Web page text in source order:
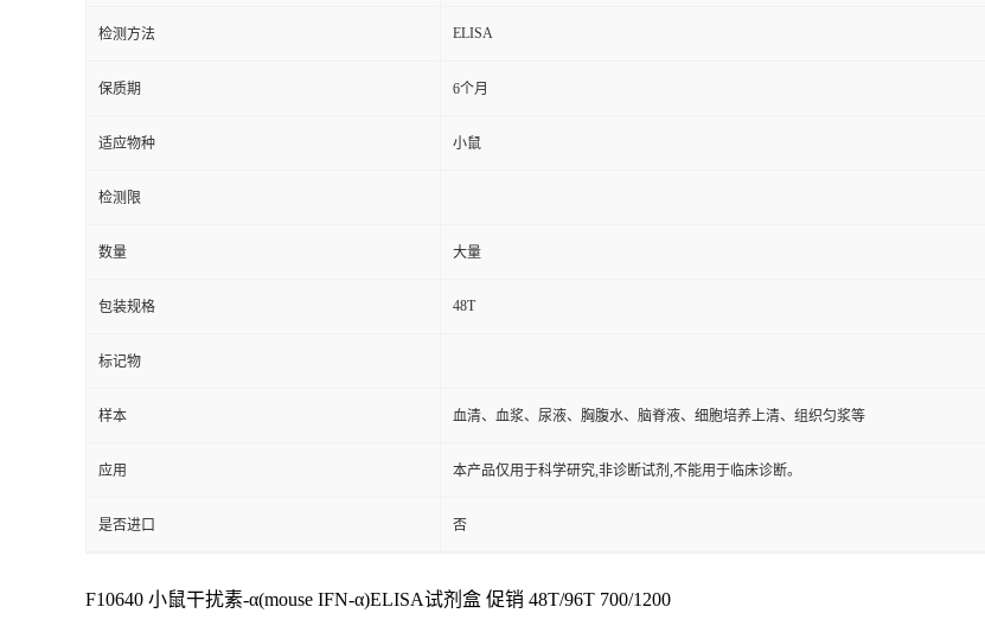
检测方法 ELISA
保质期 6个月
适应物种 小鼠
检测限
数量 大量
包装规格 48T
标记物
样本 血清、血浆、尿液、胸腹水、脑脊液、细胞培养上清、组织匀浆等
应用 本产品仅用于科学研究,非诊断试剂,不能用于临床诊断。
是否进口 否
F10640 小鼠干扰素-α(mouse IFN-α)ELISA试剂盒 促销 48T/96T 700/1200